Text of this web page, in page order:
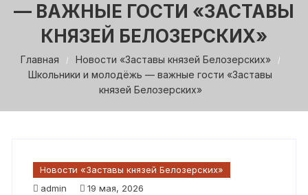
— ВАЖНЫЕ ГОСТИ «ЗАСТАВЫ
КНЯЗЕЙ БЕЛОЗЕРСКИХ»
Главная
Новости «Заставы князей Белозерских»
Школьники и молодёжь — важные гости «Заставы
князей Белозерских»
Новости «Заставы князей Белозерских»
admin
19 мая, 2026